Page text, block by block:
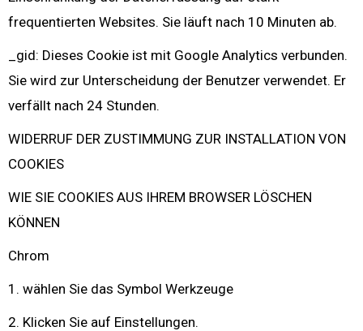
frequentierten Websites. Sie läuft nach 10 Minuten ab.
_gid: Dieses Cookie ist mit Google Analytics verbunden.
Sie wird zur Unterscheidung der Benutzer verwendet. Er
verfällt nach 24 Stunden.
WIDERRUF DER ZUSTIMMUNG ZUR INSTALLATION VON
COOKIES
WIE SIE COOKIES AUS IHREM BROWSER LÖSCHEN
KÖNNEN
Chrom
1. wählen Sie das Symbol Werkzeuge
2. Klicken Sie auf Einstellungen.